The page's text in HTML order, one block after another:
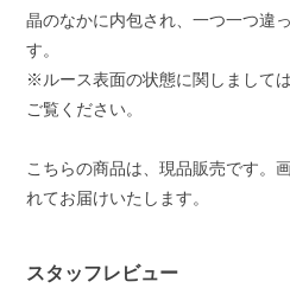
晶のなかに内包され、一つ一つ違
す。
※ルース表面の状態に関しまして
ご覧ください。
こちらの商品は、現品販売です。
れてお届けいたします。
スタッフレビュー